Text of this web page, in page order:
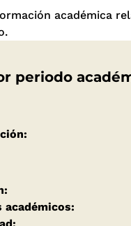
académica
periodo
académicos: